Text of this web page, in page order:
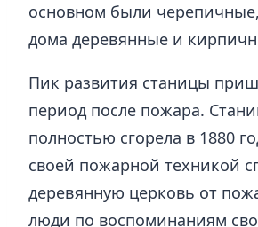
основном были
дома деревянные и
Пик развития станицы
период после пожара.
полностью сгорела в 1880
своей пожарной техникой
деревянную церковь от
люди по воспоминаниям